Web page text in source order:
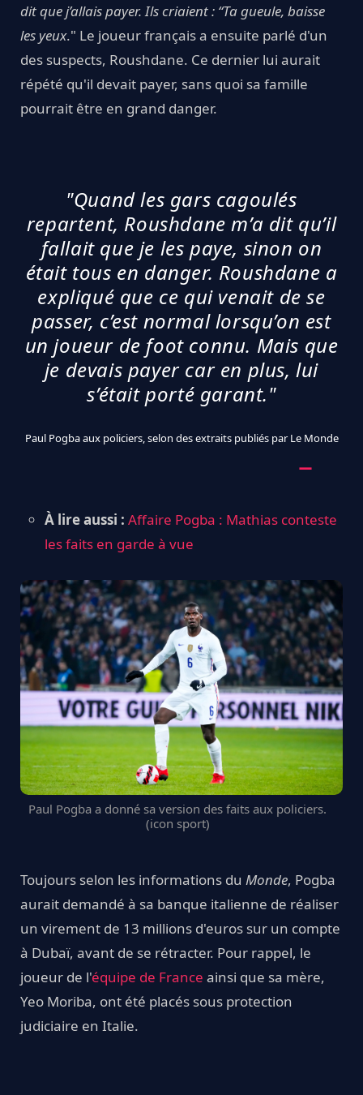
dit que j’allais payer. Ils criaient : “Ta gueule, baisse
les yeux." Le joueur français a ensuite parlé d'un
des suspects, Roushdane. Ce dernier lui aurait
répété qu'il devait payer, sans quoi sa famille
pourrait être en grand danger.
"Quand les gars cagoulés
repartent, Roushdane m’a dit qu’il
fallait que je les paye, sinon on
était tous en danger. Roushdane a
expliqué que ce qui venait de se
passer, c’est normal lorsqu’on est
un joueur de foot connu. Mais que
je devais payer car en plus, lui
s’était porté garant."
Paul Pogba aux policiers, selon des extraits publiés par Le Monde
À lire aussi : Affaire Pogba : Mathias conteste
les faits en garde à vue
Paul Pogba a donné sa version des faits aux policiers.
(icon sport)
Toujours selon les informations du Monde, Pogba
aurait demandé à sa banque italienne de réaliser
un virement de 13 millions d'euros sur un compte
à Dubaï, avant de se rétracter. Pour rappel, le
joueur de l'équipe de France ainsi que sa mère,
Yeo Moriba, ont été placés sous protection
judiciaire en Italie.